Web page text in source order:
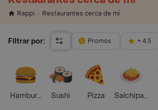
Rappi Restaurantes cerca de mí
Filtrar por: Promos + 4.5
HamburguesaSushi Pizza Salchipapas